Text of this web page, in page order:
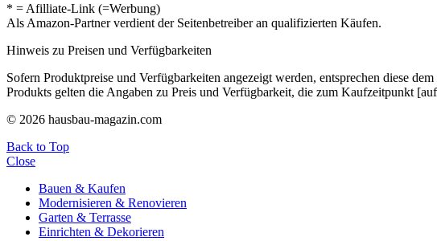
* = Afilliate-Link (=Werbung)
Als Amazon-Partner verdient der Seitenbetreiber an qualifizierten Käufen.
Hinweis zu Preisen und Verfügbarkeiten
Sofern Produktpreise und Verfügbarkeiten angezeigt werden, entsprechen diese
Produkts gelten die Angaben zu Preis und Verfügbarkeit, die zum Kaufzeitpunkt
© 2026 hausbau-magazin.com
Back to Top
Close
Bauen & Kaufen
Modernisieren & Renovieren
Garten & Terrasse
Einrichten & Dekorieren